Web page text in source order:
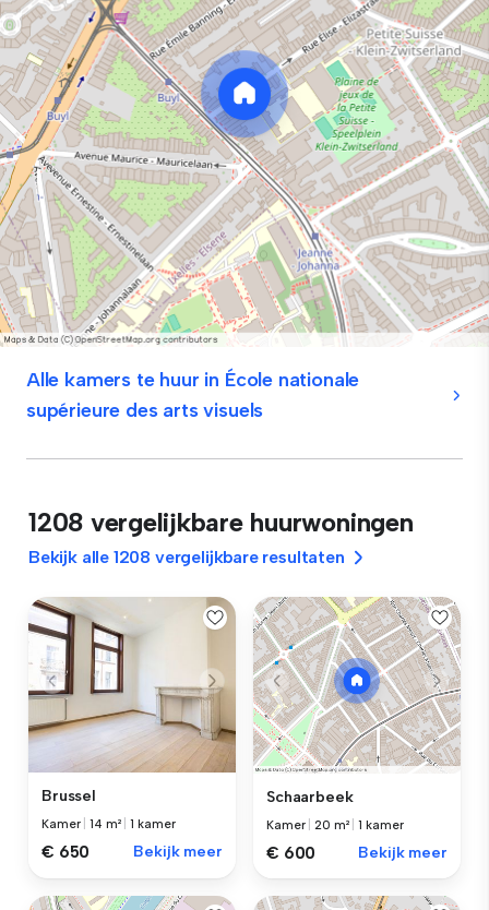
Alle kamers te huur in École nationale
supérieure des arts visuels
1208 vergelijkbare huurwoningen
Bekijk alle 1208 vergelijkbare resultaten
Brussel
Kamer |14 m² |1 kamer
€ 650 Bekijk meer
Schaarbeek
Kamer |20 m² |1 kamer
€ 600 Bekijk meer